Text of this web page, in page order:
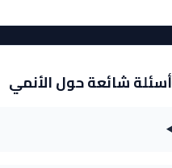
أسئلة شائعة حول الأنمي